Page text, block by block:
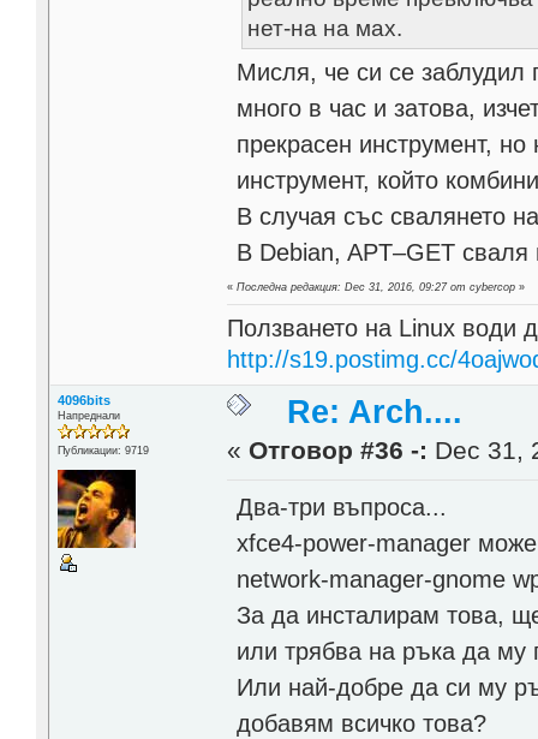
нет-на на мах.
Мисля, че си се заблудил
много в час и затова,
прекрасен инструмент,
инструмент, който
В случая със свалянето
В Debian, APT–GET сваля
«Последна редакция: Dec 31, 2016, 09:27 от cybercop »
Ползването на Linux води
http://s19.postimg.cc/
4096bits
Напреднали
Публикации: 9719
Re: Arch....
« Отговор #36 -: Dec 31,
Два-три въпроса...
xfce4-power-manager
network-manager-gnome
За да инсталирам това,
или трябва на ръка да му
Или най-добре да си му
добавям всичко това?